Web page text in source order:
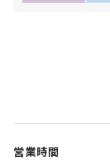
営業時間